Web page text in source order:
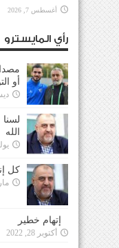
أغسطس 7, 2026
رأي المايسترو
أو
الله
يوليو
كل
مارس
إتهام خطير
أكتوبر 28, 2022